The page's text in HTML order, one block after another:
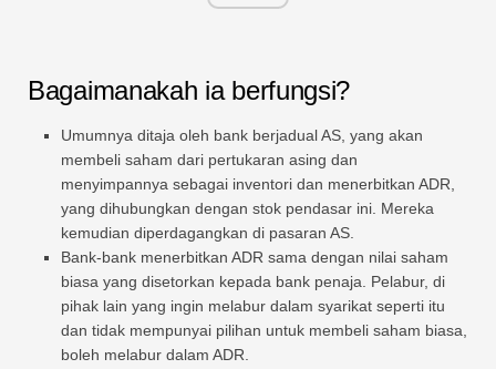
Bagaimanakah ia berfungsi?
Umumnya ditaja oleh bank berjadual AS, yang akan
membeli saham dari pertukaran asing dan
menyimpannya sebagai inventori dan menerbitkan ADR,
yang dihubungkan dengan stok pendasar ini. Mereka
kemudian diperdagangkan di pasaran AS.
Bank-bank menerbitkan ADR sama dengan nilai saham
biasa yang disetorkan kepada bank penaja. Pelabur, di
pihak lain yang ingin melabur dalam syarikat seperti itu
dan tidak mempunyai pilihan untuk membeli saham biasa,
boleh melabur dalam ADR.